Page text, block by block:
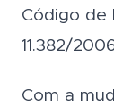
Código de
11.382/
Com a